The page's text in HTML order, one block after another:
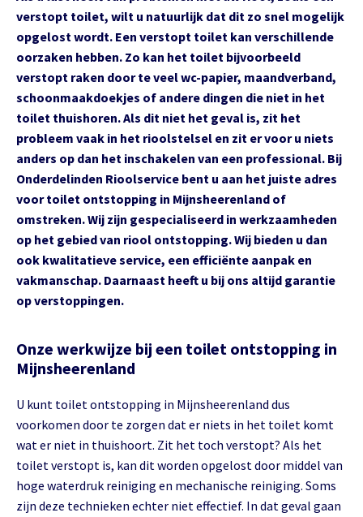
verstopt toilet, wilt u natuurlijk dat dit zo snel mogelijk
opgelost wordt. Een verstopt toilet kan verschillende
oorzaken hebben. Zo kan het toilet bijvoorbeeld
verstopt raken door te veel wc-papier, maandverband,
schoonmaakdoekjes of andere dingen die niet in het
toilet thuishoren. Als dit niet het geval is, zit het
probleem vaak in het rioolstelsel en zit er voor u niets
anders op dan het inschakelen van een professional. Bij
Onderdelinden Rioolservice bent u aan het juiste adres
voor toilet ontstopping in Mijnsheerenland of
omstreken. Wij zijn gespecialiseerd in werkzaamheden
op het gebied van riool ontstopping. Wij bieden u dan
ook kwalitatieve service, een efficiënte aanpak en
vakmanschap. Daarnaast heeft u bij ons altijd garantie
op verstoppingen.
Onze werkwijze bij een toilet ontstopping in
Mijnsheerenland
U kunt toilet ontstopping in Mijnsheerenland dus
voorkomen door te zorgen dat er niets in het toilet komt
wat er niet in thuishoort. Zit het toch verstopt? Als het
toilet verstopt is, kan dit worden opgelost door middel van
hoge waterdruk reiniging en mechanische reiniging. Soms
zijn deze technieken echter niet effectief. In dat geval gaan